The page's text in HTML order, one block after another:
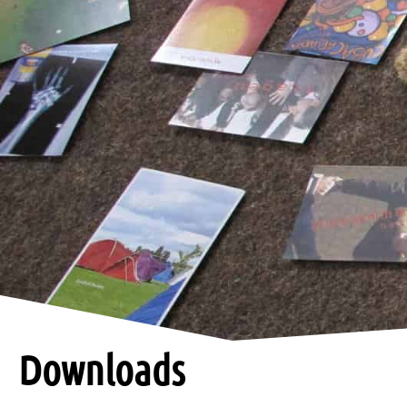
Downloads